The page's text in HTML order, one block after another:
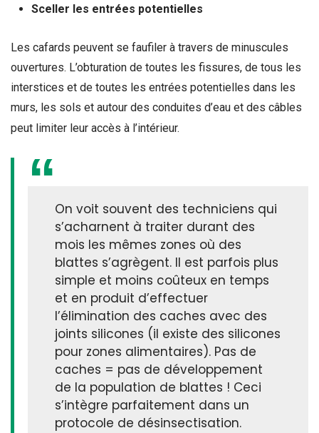
Sceller les entrées potentielles
Les cafards peuvent se faufiler à travers de minuscules
ouvertures. L’obturation de toutes les fissures, de tous les
interstices et de toutes les entrées potentielles dans les
murs, les sols et autour des conduites d’eau et des câbles
peut limiter leur accès à l’intérieur.
On voit souvent des techniciens qui
s’acharnent à traiter durant des
mois les mêmes zones où des
blattes s’agrègent. Il est parfois plus
simple et moins coûteux en temps
et en produit d’effectuer
l’élimination des caches avec des
joints silicones (il existe des silicones
pour zones alimentaires). Pas de
caches = pas de développement
de la population de blattes ! Ceci
s’intègre parfaitement dans un
protocole de désinsectisation.